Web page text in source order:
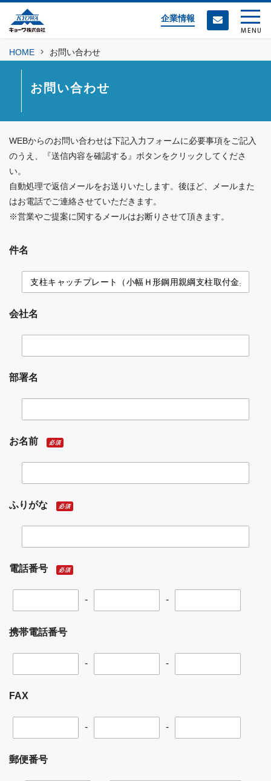
企業情報
MENU
HOME お問い合わせ
お問い合わせ
WEBからのお問い合わせは下記入力フォームに必要事項をご記入
のうえ、『送信内容を確認する』ボタンをクリックしてくださ
い。
自動処理で返信メールをお送りいたします。後ほど、メールまた
はお電話でご連絡させていただきます。
※営業やご提案に関するメールはお断りさせて頂きます。
件名
会社名
部署名
お名前 必須
ふりがな 必須
電話番号 必須
- -
携帯電話番号
- -
FAX
- -
郵便番号